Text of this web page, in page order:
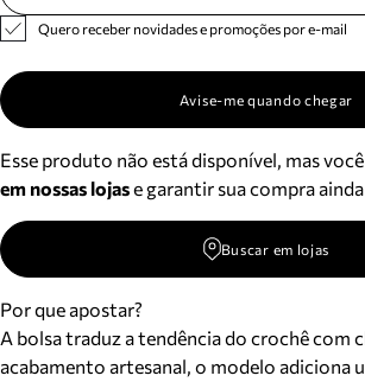
Quero receber novidades e promoções por e-mail
Avise-me quando chegar
Esse produto não está disponível, mas
em nossas lojase garantir sua compra
Buscar em lojas
Por que apostar?
A bolsa traduz a tendência do crochê com
acabamento artesanal, o modelo adiciona